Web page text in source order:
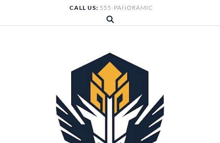
content
CALL US: 555-PANORAMIC